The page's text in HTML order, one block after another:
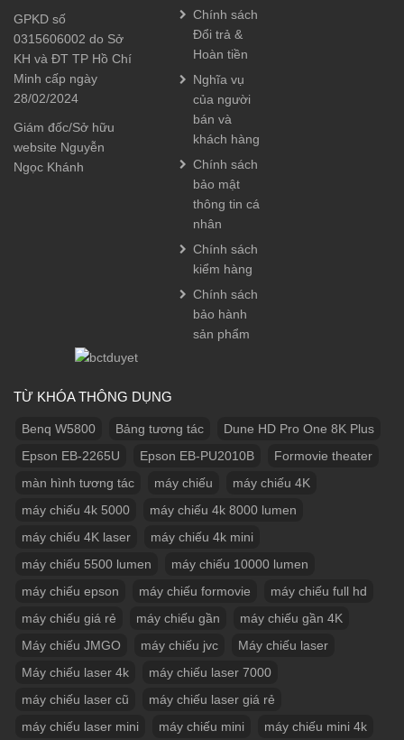
GPKD số
0315606002 do Sở
KH và ĐT TP Hồ Chí
Minh cấp ngày
28/02/2024
Giám đốc/Sở hữu
website Nguyễn
Ngọc Khánh
Chính sách
Đổi trả &
Hoàn tiền
Nghĩa vụ
của người
bán và
khách hàng
Chính sách
bảo mật
thông tin cá
nhân
Chính sách
kiểm hàng
Chính sách
bảo hành
sản phẩm
TỪ KHÓA THÔNG DỤNG
Benq W5800 Bảng tương tác
Dune HD Pro One 8K Plus
Epson EB-2265U
Epson EB-PU2010B
Formovie theater
màn hình tương tác
máy chiếu
máy chiếu 4K
máy chiếu 4k 5000
máy chiếu 4k 8000 lumen
máy chiếu 4K laser
máy chiếu 4k mini
máy chiếu 5500 lumen
máy chiếu 10000 lumen
máy chiếu epson
máy chiếu formovie
máy chiếu full hd
máy chiếu giá rẻ
máy chiếu gần
máy chiếu gần 4K
Máy chiếu JMGO
máy chiếu jvc
Máy chiếu laser
Máy chiếu laser 4k
máy chiếu laser 7000
máy chiếu laser cũ
máy chiếu laser giá rẻ
máy chiếu laser mini
máy chiếu mini máy chiếu mini 4k